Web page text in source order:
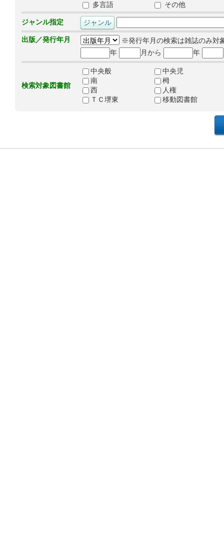
多言語
その他
ジャンル指定
出版／発行年月
※発行年月の検索は雑誌のみ対
年
月から 年
検索対象図書館
中央般
中央児
南
栂
西
人権
ＴＣ堺東
移動図書館